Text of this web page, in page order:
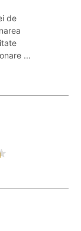
de
...